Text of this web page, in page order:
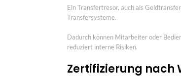
Ein Transfertresor, auch als
Transfersysteme.
Dadurch können Mitarbeiter oder
reduziert interne Risiken.
Zertifizierung nach